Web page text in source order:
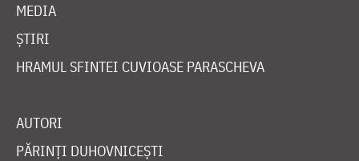
MEDIA
ȘTIRI
HRAMUL SFINTEI CUVIOASE PARASCHEVA
AUTORI
PĂRINȚI DUHOVNICEȘTI